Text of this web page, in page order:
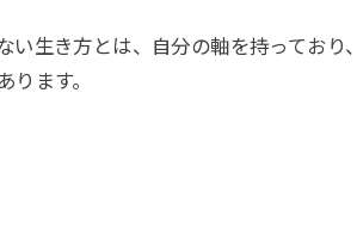
い生き方とは、自分の軸を持ってお
ります。